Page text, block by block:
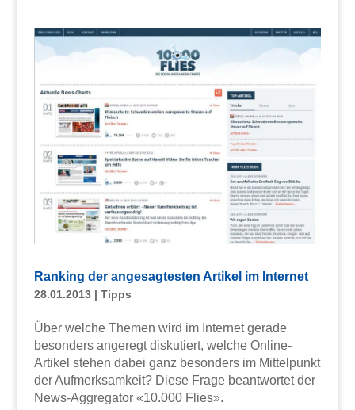
Ranking der angesagtesten Artikel im Internet
28.01.2013| Tipps
Über welche Themen wird im Internet gerade
besonders angeregt diskutiert, welche Online-
Artikel stehen dabei ganz besonders im Mittelpunkt
der Aufmerksamkeit? Diese Frage beantwortet der
News-Aggregator «10.000 Flies».